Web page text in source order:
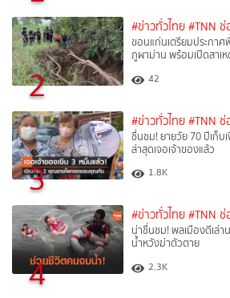
2
#ข่าวทั่วไทย #TNN
ขอนแก่นเตรียมประกา
ภูผาม่าน พร้อมเปิดสาเ
42
3
#ข่าวทั่วไทย #TNN
ชื่นชม! ยายวัย 70 ปีเก็บ
ล่าสุดเจอเจ้าของแล้ว
1.8K
4
#ข่าวทั่วไทย #TNN
น่าชื่นชม! พลเมืองดีเล่
น้ำหวังฆ่าตัวตาย
2.3K